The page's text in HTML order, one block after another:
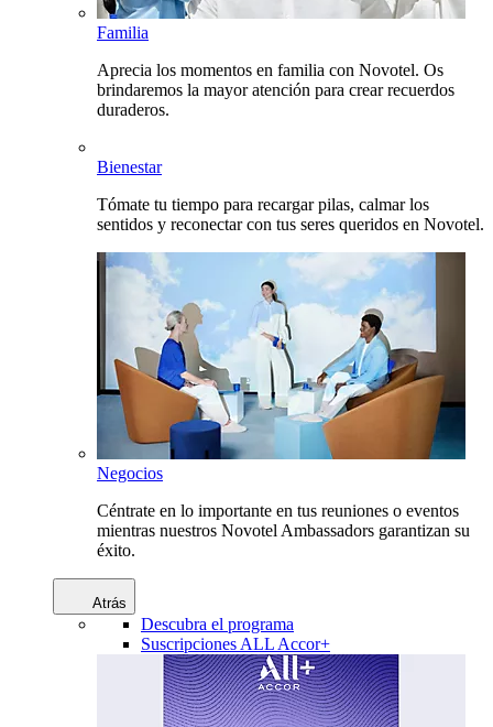
Familia
Aprecia los momentos en familia con Novotel. Os
brindaremos la mayor atención para crear recuerdos
duraderos.
Bienestar
Tómate tu tiempo para recargar pilas, calmar los
sentidos y reconectar con tus seres queridos en Novotel.
Negocios
Céntrate en lo importante en tus reuniones o eventos
mientras nuestros Novotel Ambassadors garantizan su
éxito.
Atrás
Descubra el programa
Suscripciones ALL Accor+